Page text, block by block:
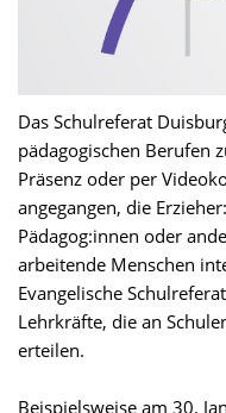
Das Schulreferat
pädagogischen Berufen
Präsenz oder per
angegangen, die
Pädagog:innen oder
arbeitende Menschen
Evangelische
Lehrkräfte, die an
erteilen.
Beispielsweise am 30.